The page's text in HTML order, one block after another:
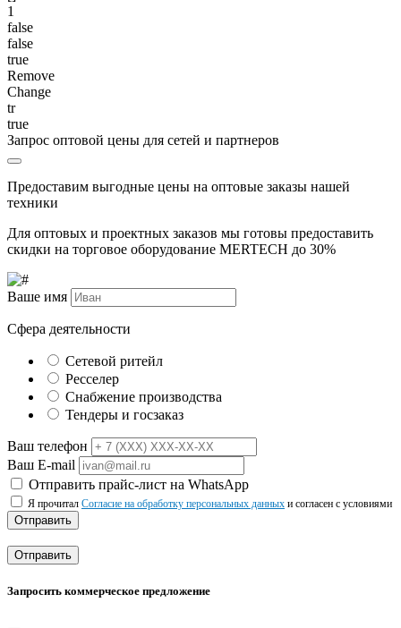
1
false
false
true
Remove
Change
tr
true
Запрос оптовой цены для сетей и партнеров
Предоставим выгодные цены на оптовые заказы нашей
техники
Для оптовых и проектных заказов мы готовы предоставить
скидки на торговое оборудование MERTECH до 30%
Ваше имя
Сфера деятельности
Сетевой ритейл
Ресселер
Снабжение производства
Тендеры и госзаказ
Ваш телефон
Ваш E-mail
Отправить прайс-лист на WhatsApp
Я прочитал Согласие на обработку персональных данных и согласен с условиями
Отправить
Отправить
Запросить коммерческое предложение